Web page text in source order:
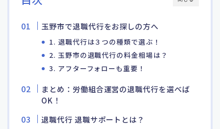
玉野市で退職代行をお探しの方へ
1. 退職代行は３つの種類で選ぶ！
2. 玉野市の退職代行の料金相場は？
3. アフターフォローも重要！
まとめ：労働組合運営の退職代行を選べば
OK！
退職代行 退職サポートとは？